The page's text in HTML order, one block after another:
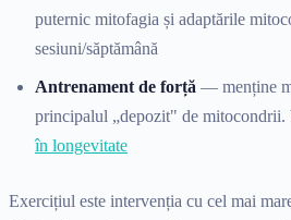
puternic mitofagia și adaptările
sesiuni/săptămână
Antrenament de forță — menține
principalul „depozit" de mitocondrii.
în longevitate
Exercițiul este intervenția cu cel mai